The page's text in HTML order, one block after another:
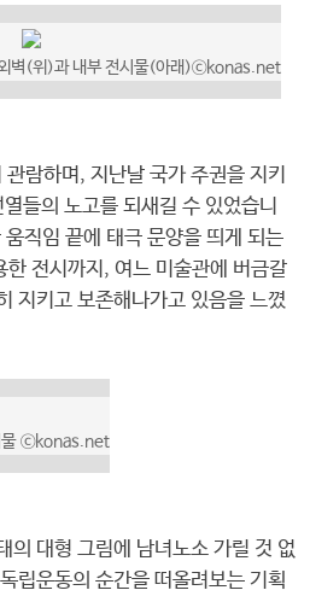
벽(위)과 내부 전시물(아래)ⓒkonas.net
람하며, 지난날 국가 주권을 지키
들의 노고를 되새길 수 있었습니
직임 끝에 태극 문양을 띄게 되는
전시까지, 여느 미술관에 버금갈
지키고 보존해나가고 있음을 느꼈
ⓒkonas.net
의 대형 그림에 남녀노소 가릴 것 없
립운동의 순간을 떠올려보는 기획